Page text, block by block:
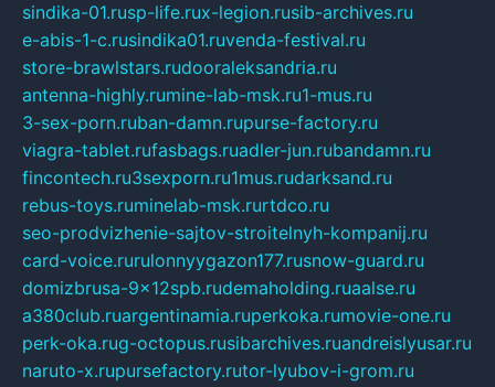
sindika-01.rusp-life.rux-legion.rusib-archives.ru
e-abis-1-c.rusindika01.ruvenda-festival.ru
store-brawlstars.rudooraleksandria.ru
antenna-highly.rumine-lab-msk.ru1-mus.ru
3-sex-porn.ruban-damn.rupurse-factory.ru
viagra-tablet.rufasbags.ruadler-jun.rubandamn.ru
fincontech.ru3sexporn.ru1mus.rudarksand.ru
rebus-toys.ruminelab-msk.rurtdco.ru
seo-prodvizhenie-sajtov-stroitelnyh-kompanij.ru
card-voice.rurulonnyygazon177.rusnow-guard.ru
domizbrusa-9x12spb.rudemaholding.ruaalse.ru
a380club.ruargentinamia.ruperkoka.rumovie-one.ru
perk-oka.rug-octopus.rusibarchives.ruandreislyusar.ru
naruto-x.rupursefactory.rutor-lyubov-i-grom.ru